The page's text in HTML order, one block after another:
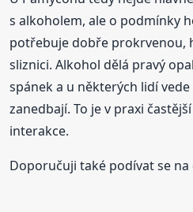
s alkoholem, ale o podmínky
potřebuje dobře prokrvenou,
sliznici. Alkohol dělá pravý
spánek a u některých lidí
zanedbají. To je v praxi
interakce.
Doporučuji také podívat se na